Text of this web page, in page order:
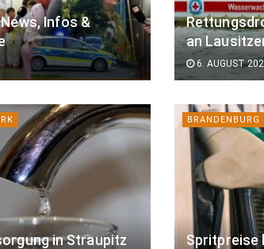
Infos &
an
6. AUGUST
in Straupitz
BRANDENBURG
Spritpreise